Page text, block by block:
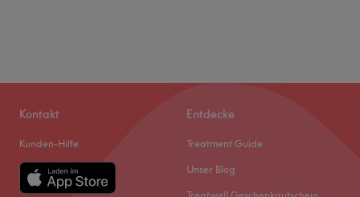
Kontakt
Kunden-Hilfe
Entdecke
Treatment Guide
Unser Blog